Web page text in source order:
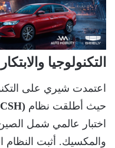
التكنولوجيا
اعتمدت شيري على
حيث أطلقت نظام
اختبار عالمي شمل
والمكسيك. أثبت النظام